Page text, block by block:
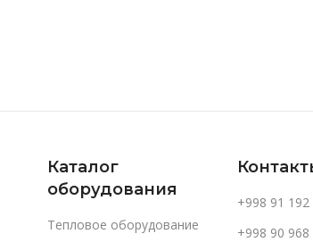
Каталог
оборудования
Тепловое оборудование
+998 91 192
+998 90 968